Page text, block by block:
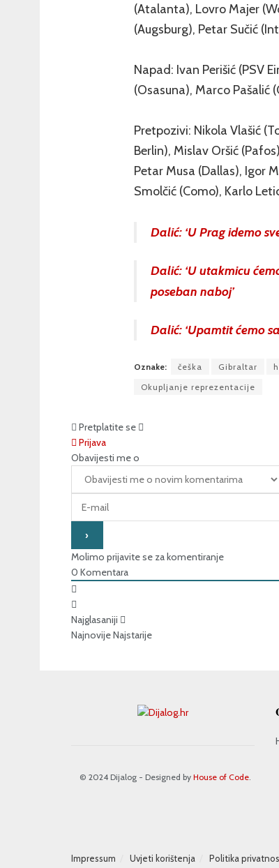
(Atalanta), Lovro Majer
(Augsburg), Petar Sučić
Napad: Ivan Perišić (PSV
(Osasuna), Marco Pašalić
Pretpozivi: Nikola Vlašić
Berlin), Mislav Oršić
Petar Musa (Dallas), Igor
Smolčić (Como), Karlo
Dalić: ‘U Prag idemo
Dalić: ‘U utakmicu
poseban naboj’
Dalić: ‘Upamtit ćemo
Oznake: češka Gibraltar
Okupljanje reprezentacije
Pretplatite se
Prijava
Obavijesti me o
Molimo prijavite se za komentiranje
0 Komentara
Najglasaniji
NajnovijeNajstarije
© 2024 Dijalog - Designed by House of Code.
Impressum Uvjeti korištenja Politika